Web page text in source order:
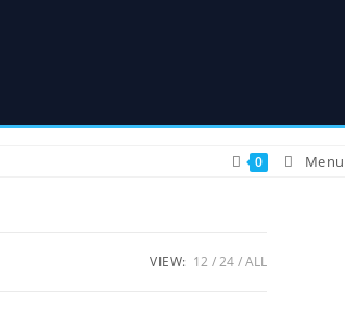
0 Menu
VIEW: 12 24 ALL